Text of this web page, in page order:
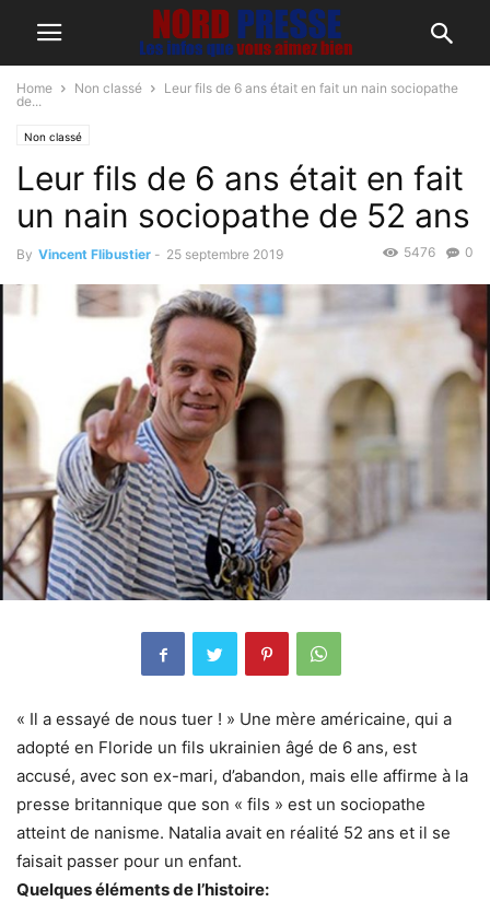
Home Non classé
Leur fils de 6 ans était en fait un nain sociopathe
de...
Non classé
Leur fils de 6 ans était en fait
un nain sociopathe de 52 ans
By Vincent Flibustier - 25 septembre 2019 0
5476
« Il a essayé de nous tuer ! » Une mère américaine, qui a
adopté en Floride un fils ukrainien âgé de 6 ans, est
accusé, avec son ex-mari, d’abandon, mais elle affirme à la
presse britannique que son « fils » est un sociopathe
atteint de nanisme. Natalia avait en réalité 52 ans et il se
faisait passer pour un enfant.
Quelques éléments de l’histoire: